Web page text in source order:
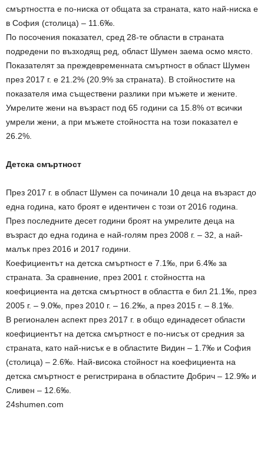
смъртността е по-ниска от общата за страната, като най-ниска е
в София (столица) – 11.6‰.
По посочения показател, сред 28-те области в страната
подредени по възходящ ред, област Шумен заема осмо място.
Показателят за преждевременната смъртност в област Шумен
през 2017 г. е 21.2% (20.9% за страната). В стойностите на
показателя има съществени разлики при мъжете и жените.
Умрелите жени на възраст под 65 години са 15.8% от всички
умрели жени, а при мъжете стойността на този показател е
26.2%.
Детска смъртност
През 2017 г. в област Шумен са починали 10 деца на възраст до
една година, като броят е идентичен с този от 2016 година.
През последните десет години броят на умрелите деца на
възраст до една година е най-голям през 2008 г. – 32, а най-
малък през 2016 и 2017 години.
Коефициентът на детска смъртност е 7.1‰, при 6.4‰ за
страната. За сравнение, през 2001 г. стойността на
коефициента на детска смъртност в областта е бил 21.1‰, през
2005 г. – 9.0‰, през 2010 г. – 16.2‰, а през 2015 г. – 8.1‰.
В регионален аспект през 2017 г. в общо единадесет области
коефициентът на детска смъртност е по-нисък от средния за
страната, като най-нисък е в областите Видин – 1.7‰ и София
(столица) – 2.6‰. Най-висока стойност на коефициента на
детска смъртност е регистрирана в областите Добрич – 12.9‰ и
Сливен – 12.6‰.
24shumen.com